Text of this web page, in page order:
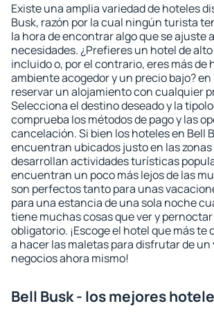
Existe una amplia variedad de hoteles
Busk, razón por la cual ningún turista
la hora de encontrar algo que se ajuste
necesidades. ¿Prefieres un hotel de
incluido o, por el contrario, eres más de
ambiente acogedor y un precio bajo?
reservar un alojamiento con cualquier
Selecciona el destino deseado y la
comprueba los métodos de pago y las
cancelación. Si bien los hoteles en Bell
encuentran ubicados justo en las zonas
desarrollan actividades turísticas
encuentran un poco más lejos de las
son perfectos tanto para unas
para una estancia de una sola noche
tiene muchas cosas que ver y
obligatorio. ¡Escoge el hotel que más te
a hacer las maletas para disfrutar de un
negocios ahora mismo!
Bell Busk - los mejores